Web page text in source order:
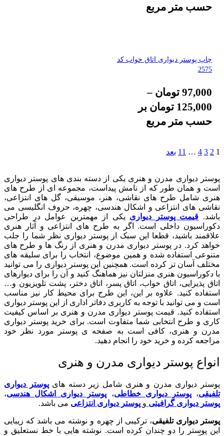
حسب متر مربع
چاپ پوستر دیواری اتاق خواب کد
2575
97,000 تومان –
125,000 تومان بر
حسب متر مربع
1
2
3
4
…
11 بعد
پوستر دیواری مدرن و هنری یکی از دسته بندی های پوستر دیواری
است و همان طور که از نامش پیداست، مجموعه ای از طرح های
هنری شامل طرح های نقاشی، هنر، موسیقی، گل های انتزاعی،
نقاشی های انتزاعی و اشکال هندسی، چهره، حروف انگلیسی می
باشد. قیمت پوستر دیواری یکی از مهمترین عوامل در طراحی
دکوراسیون داخلی است. اگر به طرح های انتزاعی و آثار هنری
علاقمند باشید، قطعا این سبک از پوستر دیواری نظر شما را جلب
خواهد کرد. در پوستر دیواری مدرن و هنری از رنگ ها و طرح های
متنوعی استفاده شده و همین موضوع، انتخاب را برای سلیقه های
مختلف آسان تر کرده است. همچنین این پوستر دیواری را می توانید
با دکوراسیون هنری منزلتان نیز هماهنگ کنید و آن را برای دیوارهای
اتاق پذیرایی، اتاق خواب، اتاق پسر، اتاق دختر، پشت تلویزیون و…
استفاده کنید. علاوه بر این، این طرح برای محیط کار نیز مناسب
است و می توانید با توجه به کاربری دفاتر اداری از این پوستر دیواری
استفاده کنید. قیمت پوستر دیواری مدرن و هنری بر اساس کیفیت
کاری و طرح انتخابی شما متفاوت است. برای خرید پوستر دیواری
مدرن و هنری، کافی است به صفحه ی پوستر مورد نظر خود
مراجعه کرده و خرید خود را انجام دهید.
انواع پوستر دیواری مدرن و هنری
پوستر دیواری مدرن و هنری شامل زیر دسته هایپوستر دیواری
تلفیقی،پوستر دیواری خطاطی، پوستر دیواری اشکال هندسی،
پوستر دیواری گرافیتی و پوستر دیواری انتزاعی می باشد.
پوستر دیواری تلفیقی، ترکیبی از چهره و نوشته می باشد که زیبایی
این پوستر را دو چندان کرده است. نوشته هایی با خط نستعلیق و